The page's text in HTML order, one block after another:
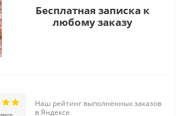
Бесплатная записка к
любому заказу
Наш рейтинг выполненных заказов
в Яндексе